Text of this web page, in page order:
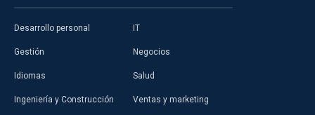
Desarrollo personal
Gestión
Idiomas
Ingeniería y Construcción
IT
Negocios
Salud
Ventas y marketing